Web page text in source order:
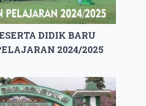
DIDIK BARU
2024/2025